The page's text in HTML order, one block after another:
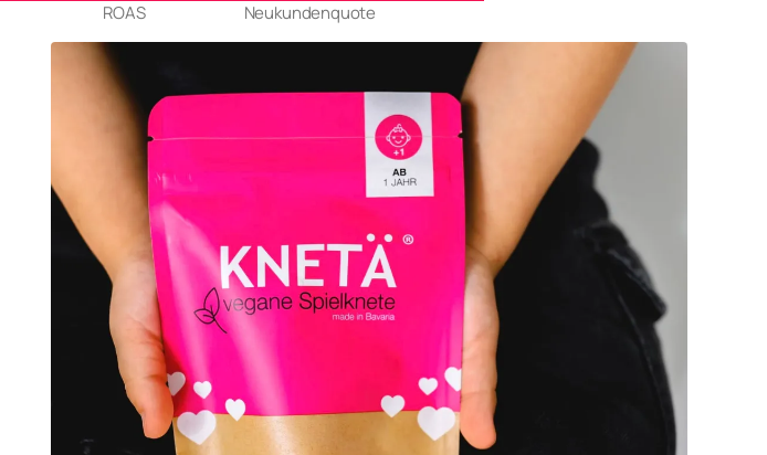
ROAS Neukundenquote